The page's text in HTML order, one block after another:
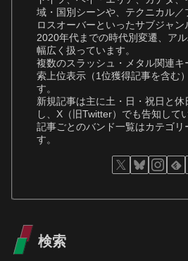
域・国別シーンや、テクニカル／
ロスオーバーといったサブジャ
2020年代までの時代別変遷、ア
幅広く扱っています。
複数のスラッシュ・メタル関連
索上位表示（1位獲得記事を含む
す。
新規記事は主に土・日・祝日と休
し、X（旧Twitter）でも告知して
記事ごとのバンド一覧はカテゴリ
す。
検索